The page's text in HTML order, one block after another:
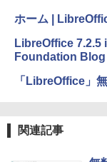
ホーム |
LibreOffice
Foundation Blog
「LibreOffice」
関連記事